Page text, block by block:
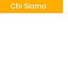
Chi Siamo